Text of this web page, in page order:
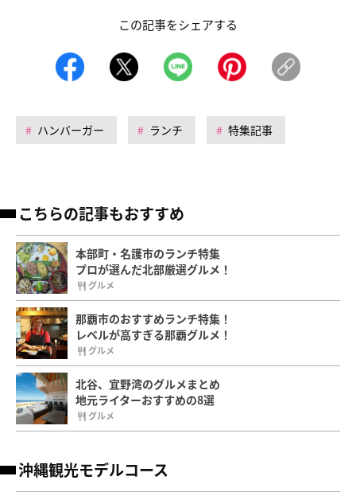
この記事をシェアする
ハンバーガー ランチ 特集記事
こちらの記事もおすすめ
本部町・名護市のランチ特集
プロが選んだ北部厳選グルメ！
グルメ
那覇市のおすすめランチ特集！
レベルが高すぎる那覇グルメ！
グルメ
北谷、宜野湾のグルメまとめ
地元ライターおすすめの8選
グルメ
沖縄観光モデルコース